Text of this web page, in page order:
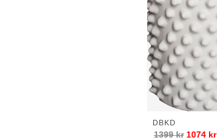
DBKD
1399kr 1074 kr